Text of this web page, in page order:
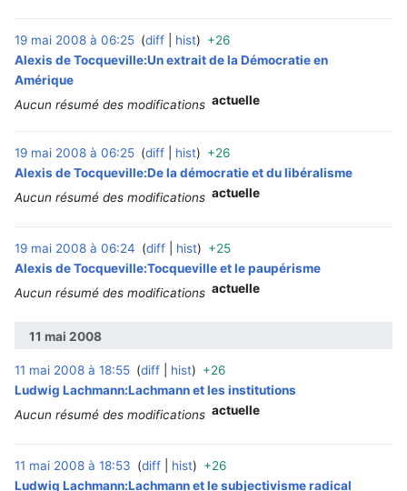
19 mai 2008 à 06:25 diff hist +26
Alexis de Tocqueville:Un extrait de la Démocratie en
Amérique
Aucun résumé des modifications actuelle
19 mai 2008 à 06:25 diff hist +26
Alexis de Tocqueville:De la démocratie et du libéralisme
Aucun résumé des modifications actuelle
19 mai 2008 à 06:24 diff hist +25
Alexis de Tocqueville:Tocqueville et le paupérisme
Aucun résumé des modifications actuelle
11 mai 2008
11 mai 2008 à 18:55 diff hist +26
Ludwig Lachmann:Lachmann et les institutions
Aucun résumé des modifications actuelle
11 mai 2008 à 18:53 diff hist +26
Ludwig Lachmann:Lachmann et le subjectivisme radical